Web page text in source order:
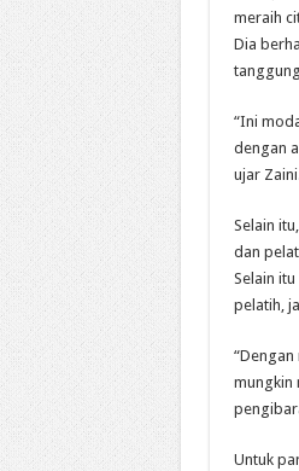
meraih
Dia
“Ini
dengan
ujar
Selain
dan
Selain
pelatih,
mungkin
Untuk